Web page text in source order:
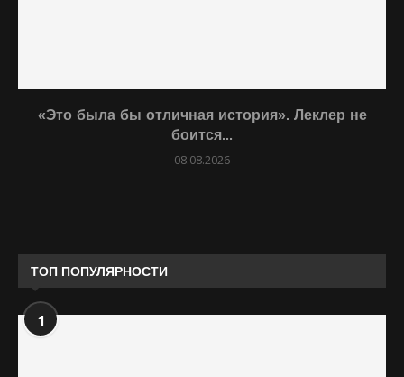
«Это была бы отличная история». Леклер не
боится...
08.08.2026
ТОП ПОПУЛЯРНОСТИ
1